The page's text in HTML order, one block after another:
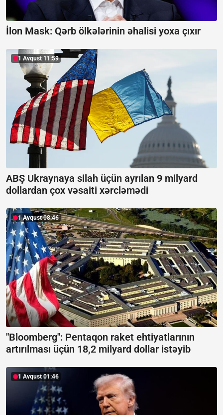
İlon Mask: Qərb ölkələrinin əhalisi yoxa çıxır
1 Avqust 11:59
ABŞ Ukraynaya silah üçün ayrılan 9 milyard
dollardan çox vəsaiti xərcləmədi
1 Avqust 08:46
"Bloomberg": Pentaqon raket ehtiyatlarının
artırılması üçün 18,2 milyard dollar istəyib
1 Avqust 01:46